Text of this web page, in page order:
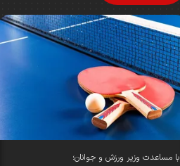
با مساعدت وزیر ورزش و جوانان؛